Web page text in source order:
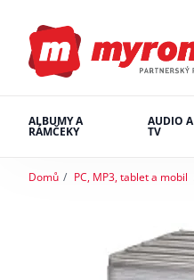
ALBUMY A
RÁMČEKY
AUDIO A
TV
Domů PC, MP3, tablet a mobil